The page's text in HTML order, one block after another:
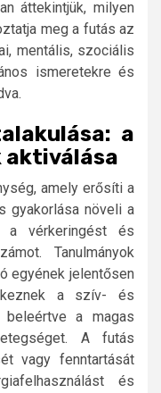
áttekintjük, milyen
meg a futás az
mentális, szociális
ismeretekre és
a
amely erősíti a
gyakorlása növeli a
a vérkeringést és
Tanulmányok
egyének jelentősen
a szív- és
beleértve a magas
A futás
vagy fenntartását
és